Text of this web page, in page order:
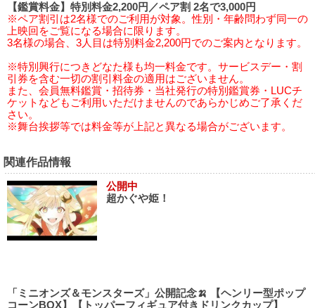
【鑑賞料金】特別料金2,200円／ペア割 2名で3,000円
※ペア割引は2名様でのご利用が対象。性別・年齢問わず同一の
上映回をご覧になる場合に限ります。
3名様の場合、3人目は特別料金2,200円でのご案内となります。
※特別興行につきどなた様も均一料金です。サービスデー・割
引券を含む一切の割引料金の適用はございません。
また、会員無料鑑賞・招待券・当社発行の特別鑑賞券・LUCチ
ケットなどもご利用いただけませんのであらかじめご了承くだ
さい。
※舞台挨拶等では料金等が上記と異なる場合がございます。
関連作品情報
公開中
超かぐや姫！
「ミニオンズ＆モンスターズ」公開記念🍌 【ヘンリー型ポップ
コーンBOX】【トッパーフィギュア付きドリンクカップ】